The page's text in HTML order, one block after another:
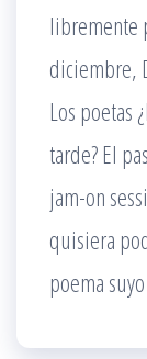
libremente
diciembre,
Los poetas
tarde? El
jam-on
quisiera
poema